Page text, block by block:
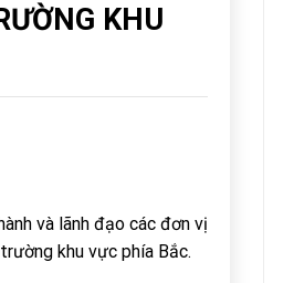
KHU
và lãnh đạo các đơn vị
khu vực phía Bắc.